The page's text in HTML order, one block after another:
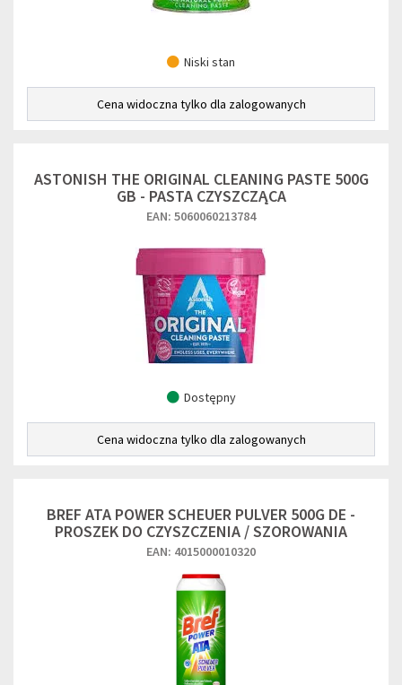
Niski stan
Cena widoczna tylko dla zalogowanych
ASTONISH THE ORIGINAL CLEANING PASTE 500G
GB - PASTA CZYSZCZĄCA
EAN: 5060060213784
Dostępny
Cena widoczna tylko dla zalogowanych
BREF ATA POWER SCHEUER PULVER 500G DE -
PROSZEK DO CZYSZCZENIA / SZOROWANIA
EAN: 4015000010320